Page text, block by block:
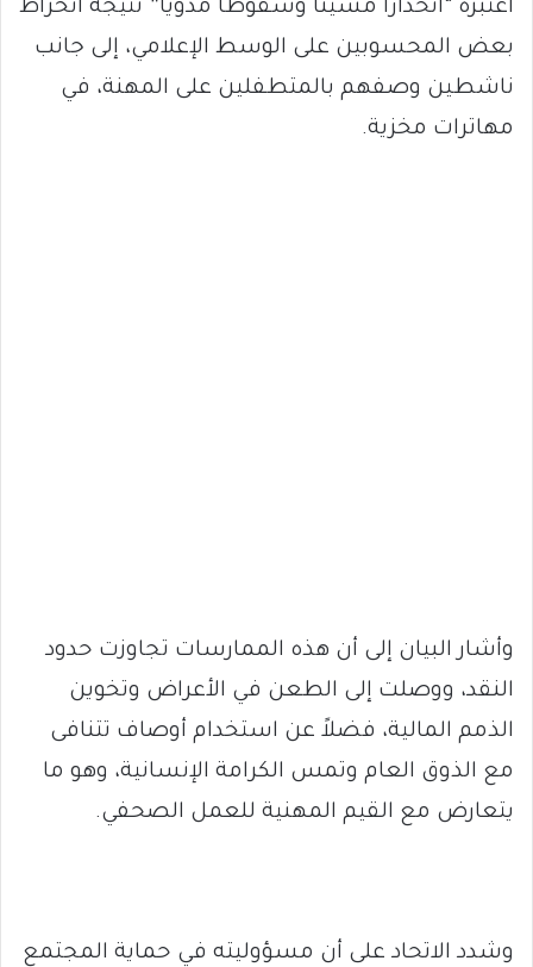
اعتبره “انحداراً مشيناً وسقوطاً مدوياً” نتيجة انخراط
بعض المحسوبين على الوسط الإعلامي، إلى جانب
ناشطين وصفهم بالمتطفلين على المهنة، في
مهاترات مخزية.
وأشار البيان إلى أن هذه الممارسات تجاوزت حدود
النقد، ووصلت إلى الطعن في الأعراض وتخوين
الذمم المالية، فضلاً عن استخدام أوصاف تتنافى
مع الذوق العام وتمس الكرامة الإنسانية، وهو ما
يتعارض مع القيم المهنية للعمل الصحفي.
وشدد الاتحاد على أن مسؤوليته في حماية المجتمع